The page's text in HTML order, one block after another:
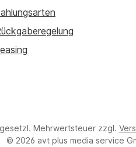
Mehrwertsteuer zzgl.
© 2026 avt plus media service